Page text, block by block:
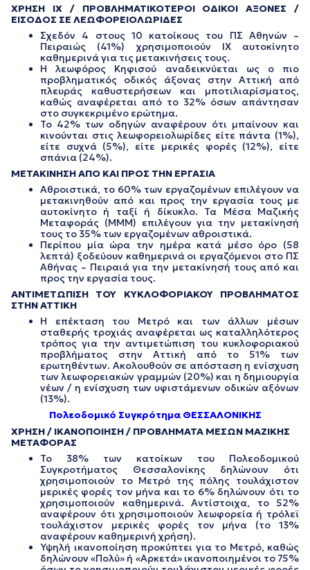
ΧΡΗΣΗ ΙΧ / ΠΡΟΒΛΗΜΑΤΙΚΟΤΕΡΟΙ ΟΔΙΚΟΙ ΑΞΟΝΕΣ /
ΕΙΣΟΔΟΣ ΣΕ ΛΕΩΦΟΡΕΙΟΛΩΡΙΔΕΣ
Σχεδόν 4 στους 10 κατοίκους του ΠΣ Αθηνών –
Πειραιώς (41%) χρησιμοποιούν ΙΧ αυτοκίνητο
καθημερινά για τις μετακινήσεις τους.
Η λεωφόρος Κηφισού αναδεικνύεται ως ο πιο
προβληματικός οδικός άξονας στην Αττική από
πλευράς καθυστερήσεων και μποτιλιαρίσματος,
καθώς αναφέρεται από το 32% όσων απάντησαν
στο συγκεκριμένο ερώτημα.
Το 42% των οδηγών αναφέρουν ότι μπαίνουν και
κινούνται στις λεωφορειολωρίδες είτε πάντα (1%),
είτε συχνά (5%), είτε μερικές φορές (12%), είτε
σπάνια (24%).
ΜΕΤΑΚΙΝΗΣΗ ΑΠΟ ΚΑΙ ΠΡΟΣ ΤΗΝ ΕΡΓΑΣΙΑ
Αθροιστικά, το 60% των εργαζομένων επιλέγουν να
μετακινηθούν από και προς την εργασία τους με
αυτοκίνητο ή ταξί ή δίκυκλο. Τα Μέσα Μαζικής
Μεταφοράς (ΜΜΜ) επιλέγουν για την μετακίνησή
τους το 35% των εργαζομένων αθροιστικά.
Περίπου μία ώρα την ημέρα κατά μέσο όρο (58
λεπτά) ξοδεύουν καθημερινά οι εργαζόμενοι στο ΠΣ
Αθήνας – Πειραιά για την μετακίνησή τους από και
προς την εργασία τους.
ΑΝΤΙΜΕΤΩΠΙΣΗ ΤΟΥ ΚΥΚΛΟΦΟΡΙΑΚΟΥ ΠΡΟΒΛΗΜΑΤΟΣ
ΣΤΗΝ ΑΤΤΙΚΗ
Η επέκταση του Μετρό και των άλλων μέσων
σταθερής τροχιάς αναφέρεται ως καταλληλότερος
τρόπος για την αντιμετώπιση του κυκλοφοριακού
προβλήματος στην Αττική από το 51% των
ερωτηθέντων. Ακολουθούν σε απόσταση η ενίσχυση
των λεωφορειακών γραμμών (20%) και η δημιουργία
νέων / η ενίσχυση των υφιστάμενων οδικών αξόνων
(13%).
Πολεοδομικό Συγκρότημα ΘΕΣΣΑΛΟΝΙΚΗΣ
ΧΡΗΣΗ / ΙΚΑΝΟΠΟΙΗΣΗ / ΠΡΟΒΛΗΜΑΤΑ ΜΕΣΩΝ ΜΑΖΙΚΗΣ
ΜΕΤΑΦΟΡΑΣ
Το 38% των κατοίκων του Πολεοδομικού
Συγκροτήματος Θεσσαλονίκης δηλώνουν ότι
χρησιμοποιούν το Μετρό της πόλης τουλάχιστον
μερικές φορές τον μήνα και το 6% δηλώνουν ότι το
χρησιμοποιούν καθημερινά. Αντίστοιχα, το 52%
αναφέρουν ότι χρησιμοποιούν λεωφορεία ή τρόλεϊ
τουλάχιστον μερικές φορές τον μήνα (το 13%
αναφέρουν καθημερινή χρήση).
Υψηλή ικανοποίηση προκύπτει για το Μετρό, καθώς
δηλώνουν «Πολύ» ή «Αρκετά» ικανοποιημένοι το 75%